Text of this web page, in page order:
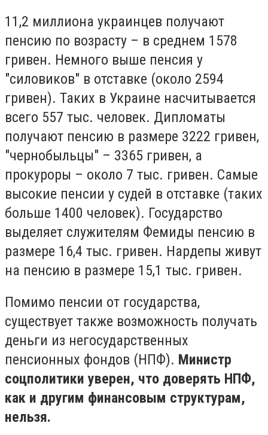
11,2 миллиона украинцев получают
пенсию по возрасту – в среднем 1578
гривен. Немного выше пенсия у
"силовиков" в отставке (около 2594
гривен). Таких в Украине насчитывается
всего 557 тыс. человек. Дипломаты
получают пенсию в размере 3222 гривен,
"чернобыльцы" – 3365 гривен, а
прокуроры – около 7 тыс. гривен. Самые
высокие пенсии у судей в отставке (таких
больше 1400 человек). Государство
выделяет служителям Фемиды пенсию в
размере 16,4 тыс. гривен. Нардепы живут
на пенсию в размере 15,1 тыс. гривен.
Помимо пенсии от государства,
существует также возможность получать
деньги из негосударственных
пенсионных фондов (НПФ). Министр
соцполитики уверен, что доверять НПФ,
как и другим финансовым структурам,
нельзя.